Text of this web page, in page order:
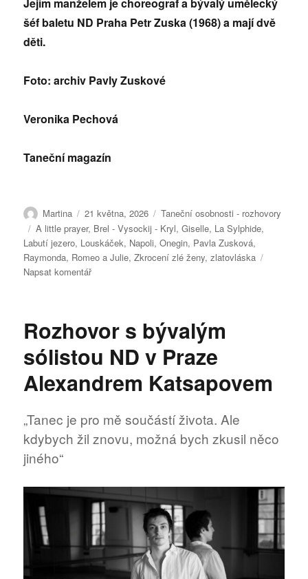
šéf baletu ND Praha Petr Zuska (1968) a mají dvě
děti.
Foto: archiv Pavly Zuskové
Veronika Pechová
Taneční magazín
Autor:
Martina Publikováno:
21 května, 2026 Rubriky:
Taneční osobnosti - rozhovory
Štítky:
A little prayer, Brel - Vysockij - Kryl,Giselle, La Sylphide,
Labutí jezero, Louskáček, Napoli,Onegin, Pavla Zusková,
Raymonda, Romeo a Julie,Zkrocení zlé ženy,zlatovláska
Napsat komentářpro
Rozhovor
a
baletkou
pedagožkou
Zuskovou
Rozhovor s bývalým
sólistou ND v Praze
Alexandrem Katsapovem
„Tanec je pro mě součástí života. Ale
kdybych žil znovu, možná bych zkusil něco
jiného“